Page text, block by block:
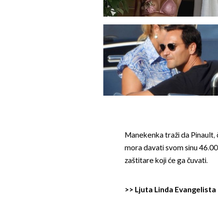
Manekenka traži da
mora davati svom sinu
zaštitare koji će ga čuvati.
>> Ljuta Linda